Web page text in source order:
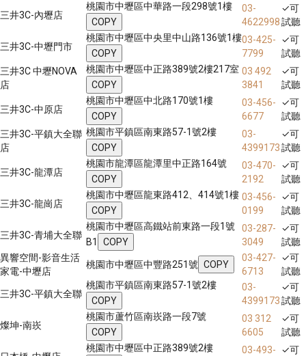
三井3C-內壢店
桃園市中壢區中華路一段298號1樓
COPY
03-
4622998
✓可
試聽
三井3C-中壢門市
桃園市中壢區中央里中山路136號1樓
COPY
03-425-
7799
✓可
試聽
三井3C 中壢NOVA
店
桃園市中壢區中正路389號2樓217室
COPY
03 492
3841
✓可
試聽
三井3C-中原店
桃園市中壢區中北路170號1樓
COPY
03-456-
6677
✓可
試聽
三井3C-平鎮大全聯
店
桃園市平鎮區南東路57-1號2樓
COPY
03-
4399173
✓可
試聽
三井3C-龍潭店
桃園市龍潭區龍潭里中正路164號
COPY
03-470-
2192
✓可
試聽
三井3C-龍崗店
桃園市中壢區龍東路412、414號1樓
COPY
03-456-
0199
✓可
試聽
三井3C-青埔大全聯
桃園市中壢區高鐵站前東路一段1號
B1
COPY
03-287-
3049
✓可
試聽
異響空間-影音生活
家電-中壢店
桃園市中壢區中豐路251號 COPY
03-427-
6713
✓可
試聽
三井3C-平鎮大全聯
桃園市平鎮區南東路57-1號2樓
COPY
03-
4399173
✓可
試聽
燦坤-南崁
桃園市蘆竹區南崁路一段7號
COPY
03 312
6605
✓可
試聽
桃園市中壢區中正路389號2樓 03-493- ✓可